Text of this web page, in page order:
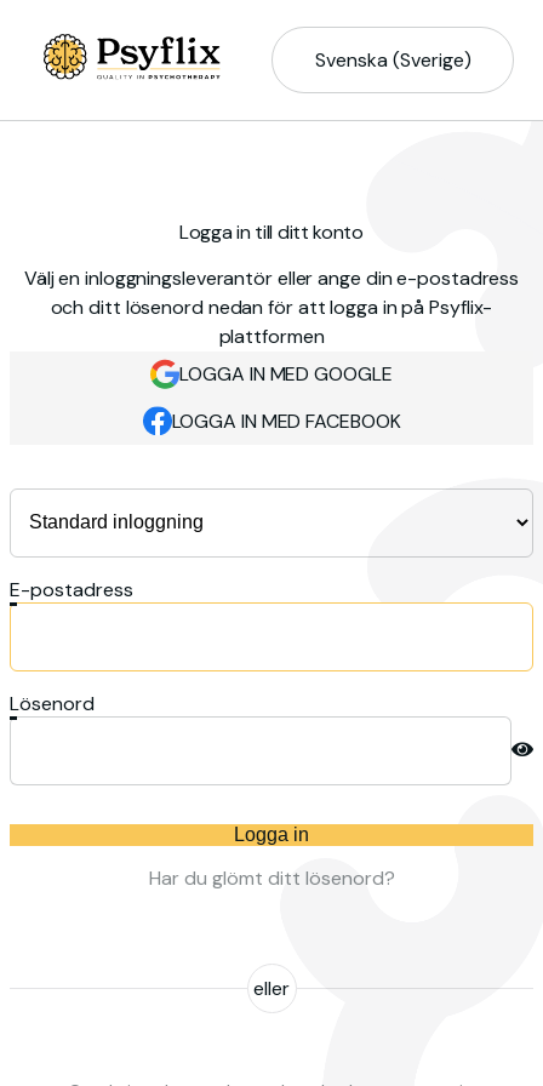
Svenska (Sverige)
Logga in till ditt konto
Välj en inloggningsleverantör eller ange din e-postadress
och ditt lösenord nedan för att logga in på Psyflix-
plattformen
LOGGA IN MED GOOGLE
LOGGA IN MED FACEBOOK
E-postadress
Lösenord
Logga in
Har du glömt ditt lösenord?
eller